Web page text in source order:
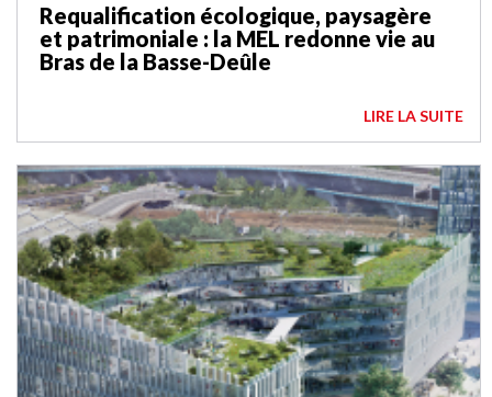
Requalification écologique, paysagère
et patrimoniale : la MEL redonne vie au
Bras de la Basse-Deûle
LIRE LA SUITE